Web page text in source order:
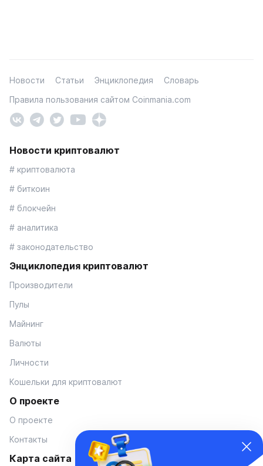
Новости Статьи Энциклопедия
Словарь
Правила пользования сайтом Coinmania.com
Новости криптовалют
# криптовалюта
# биткоин
# блокчейн
# аналитика
# законодательство
Энциклопедия криптовалют
Производители
Пулы
Майнинг
Валюты
Личности
Кошельки для криптовалют
О проекте
О проекте
Контакты
Карта сайта